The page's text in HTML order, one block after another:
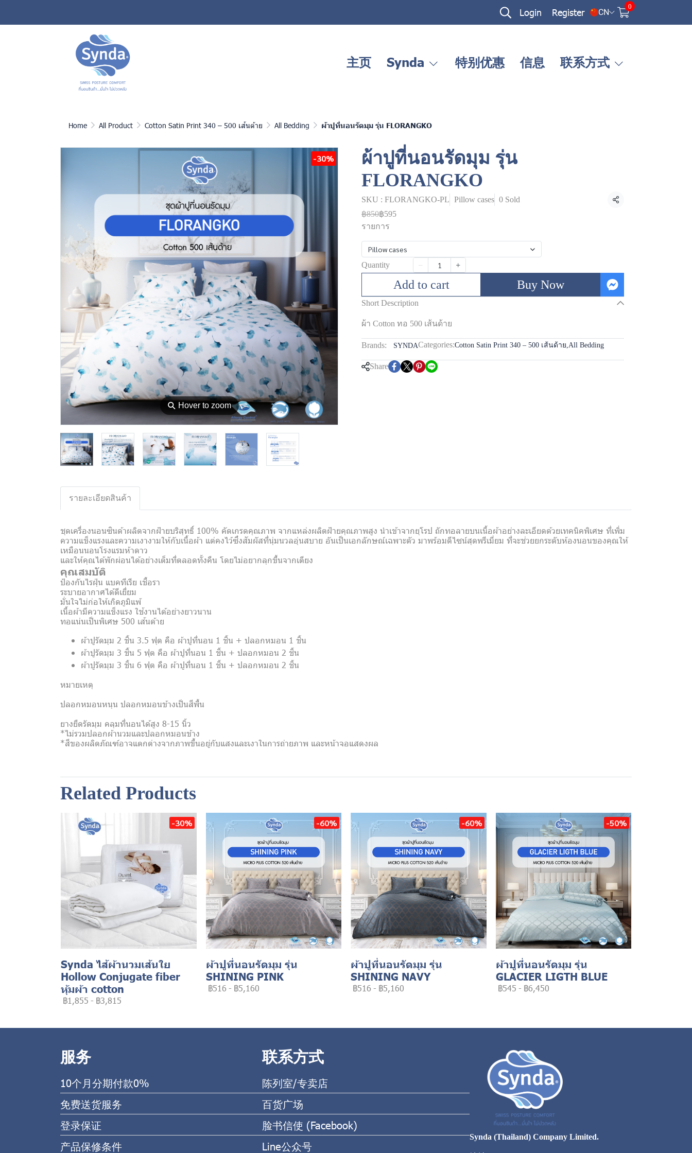
Login Register CN
0
主页 Synda 特别优惠 信息 联系方式
Home All Product Cotton Satin Print 340 – 500 เส้นด้าย All Bedding ผ้าปูที่นอนรัดมุม รุ่น FLORANGKO
⚲ Hover to zoom
-30%
ผ้าปูที่นอนรัดมุม รุ่น
FLORANGKO
SKU : FLORANGKO-PL Pillow cases 0 Sold Share
฿850฿595
รายการ
Pillow cases
Quantity
Add to cart Buy Now
Short Description
ผ้า Cotton ทอ 500 เส้นด้าย
Brands: SYNDACategories:Cotton Satin Print 340 – 500 เส้นด้าย,All Bedding
Share
รายละเอียดสินค้า
ชุดเครื่องนอนซินด้าผลิตจากฝ้ายบริสุทธิ์ 100% คัดเกรดคุณภาพ จากแหล่งผลิตฝ้ายคุณภาพสูง นำเข้าจากยุโรป ถักทอลายบนเนื้อผ้าอย่างละเอียดด้วยเทคนิคพิเศษ ที่เพิ่ม
ความแข็งแรงและความเงางามให้กับเนื้อผ้า แต่คงไว้ซึ่งสัมผัสที่นุ่มนวลอุ่นสบาย อันเป็นเอกลักษณ์เฉพาะตัว มาพร้อมดีไซน์สุดพรีเมี่ยม ที่จะช่วยยกระดับห้องนอนของคุณให้
เหมือนนอนโรงแรมห้าดาว
และให้คุณได้พักผ่อนได้อย่างเต็มที่ตลอดทั้งคืน โดยไม่อยากลุกขึ้นจากเตียง
คุณสมบัติ
ป้องกันไรฝุ่น แบคทีเรีย เชื้อรา
ระบายอากาศได้ดีเยี่ยม
มั่นใจไม่ก่อให้เกิดภูมิแพ้
เนื้อผ้ามีความแข็งแรง ใช้งานได้อย่างยาวนาน
ทอแน่นเป็นพิเศษ 500 เส้นด้าย
ผ้าปูรัดมุม 2 ชิ้น 3.5 ฟุต คือ ผ้าปูที่นอน 1 ชิ้น + ปลอกหมอน 1 ชิ้น
ผ้าปูรัดมุม 3 ชิ้น 5 ฟุต คือ ผ้าปูที่นอน 1 ชิ้น + ปลอกหมอน 2 ชิ้น
ผ้าปูรัดมุม 3 ชิ้น 6 ฟุต คือ ผ้าปูที่นอน 1 ชิ้น + ปลอกหมอน 2 ชิ้น
หมายเหตุ
ปลอกหมอนหนุน ปลอกหมอนข้างเป็นสีพื้น
ยางยืดรัดมุม คลุมที่นอนได้สูง 8-15 นิ้ว
*ไม่รวมปลอกผ้านวมและปลอกหมอนข้าง
*สีของผลิตภัณฑ์อาจแตกต่างจากภาพขึ้นอยู่กับแสงและเงาในการถ่ายภาพ และหน้าจอแสดงผล
Related Products
-30%
Synda ไส้ผ้านวมเส้นใย
Hollow Conjugate fiber
หุ้มผ้า cotton
฿1,855 - ฿3,815
-60%
ผ้าปูที่นอนรัดมุม รุ่น
SHINING PINK
฿516 - ฿5,160
-60%
ผ้าปูที่นอนรัดมุม รุ่น
SHINING NAVY
฿516 - ฿5,160
-50%
ผ้าปูที่นอนรัดมุม รุ่น
GLACIER LIGTH BLUE
฿545 - ฿6,450
服务
10个月分期付款0%
免费送货服务
登录保证
产品保修条件
联系方式
陈列室/专卖店
百货广场
脸书信使 (Facebook)
Line公众号
Synda (Thailand) Company Limited.